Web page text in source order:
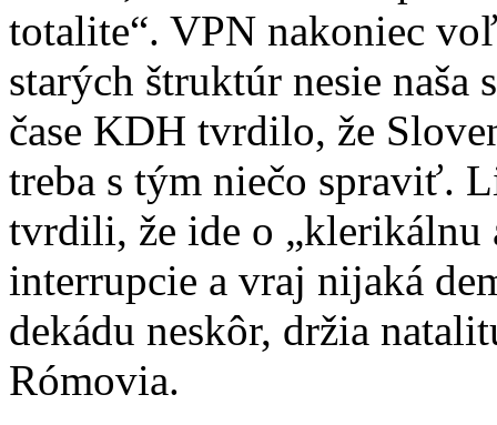
totalite“. VPN nakoniec
starých štruktúr nesie
čase KDH tvrdilo, že
treba s tým niečo spraviť.
tvrdili, že ide o „klerikálnu
interrupcie a vraj nijaká
dekádu neskôr, držia
Rómovia.